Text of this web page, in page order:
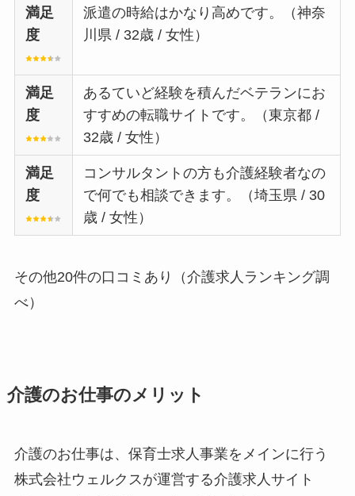
満足
度
派遣の時給はかなり高めです。（神奈
川県 / 32歳 / 女性）
満足
度
あるていど経験を積んだベテランにお
すすめの転職サイトです。（東京都 /
32歳 / 女性）
満足
度
コンサルタントの方も介護経験者なの
で何でも相談できます。（埼玉県 / 30
歳 / 女性）
その他20件の口コミあり（介護求人ランキング調
べ）
介護のお仕事のメリット
介護のお仕事は、保育士求人事業をメインに行う
株式会社ウェルクスが運営する介護求人サイト